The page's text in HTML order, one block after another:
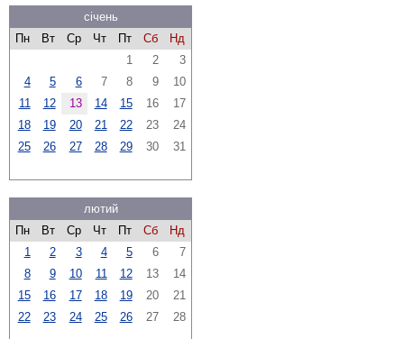
січень
Пн
Вт Ср Чт Пт Сб
Нд
1
2
3
4
5 6 7 8 9
10
11
12 13 14 15 16
17
18
19 20 21 22 23
24
25
26 27 28 29 30 31
лютий
Пн
Вт Ср Чт Пт Сб
Нд
1
2 3 4 5 6
7
8
9 10 11 12 13
14
15
16 17 18 19 20
21
22
23 24 25 26 27 28